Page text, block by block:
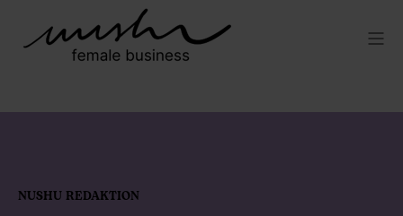
NUSHU REDAKTION